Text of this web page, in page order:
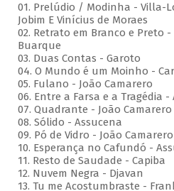
01. Prelúdio / Modinha - Villa-
Jobim E Vinícius de Moraes
02. Retrato em Branco e Preto -
Buarque
03. Duas Contas - Garoto
04. O Mundo é um Moinho -
05. Fulano - João Camarero
06. Entre a Farsa e a Tragédia -
07. Quadrante - João Camarero
08. Sólido - Assucena
09. Pó de Vidro - João Camarero
10. Esperança no Cafundó -
11. Resto de Saudade - Capiba
12. Nuvem Negra - Djavan
13. Tu me Acostumbraste -